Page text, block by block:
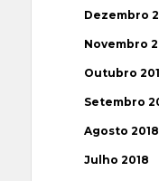
Dezembro
Novembro
Outubro
Setembro
Agosto 2018
Julho 2018